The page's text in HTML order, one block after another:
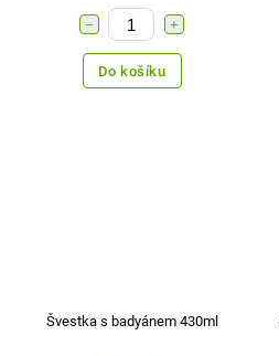
+
−
Do košíku
Švestka s badyánem 430ml